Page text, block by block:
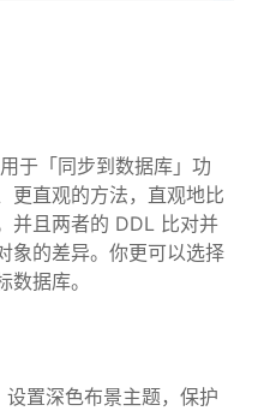
于「同步到数据库」功
更直观的方法，直观地比
并且两者的 DDL 比对并
象的差异。你更可以选择
据库。
置深色布景主题，保护